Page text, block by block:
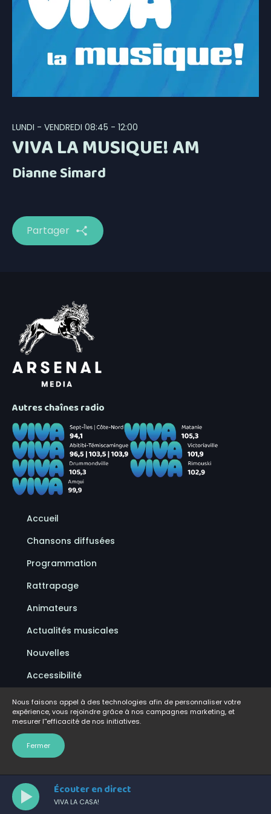
Écouter en direct
VIVA LA CASA!
LUNDI - VENDREDI 08:45 - 12:00
VIVA LA MUSIQUE! AM
Dianne Simard
Partager
Autres chaînes radio
Accueil
Chansons diffusées
Programmation
Rattrapage
Animateurs
Actualités musicales
Nouvelles
Accessibilité
Politique de confidentialité
Conditions d'utilisation
FAQ
Nous faisons appel à des technologies afin de personnaliser votre
expérience, vous rejoindre grâce à nos campagnes marketing, et
mesurer l''efficacité de nos initiatives.
Fermer